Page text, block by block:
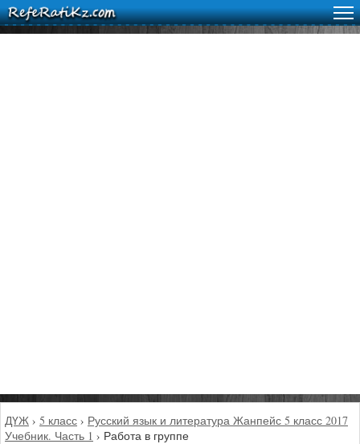
ДҮЖ › 5 класс › Русский язык и литература Жанпейс 5 класс 2017
Учебник. Часть 1 › Работа в группе